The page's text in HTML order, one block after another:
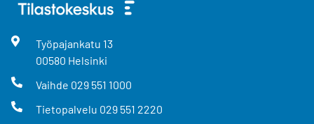
Työpajankatu 13
00580 Helsinki
Vaihde 029 551 1000
Tietopalvelu 029 551 2220